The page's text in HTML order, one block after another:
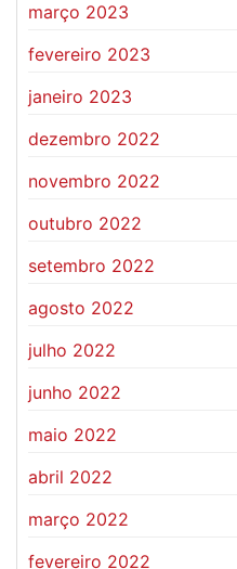
março 2023
fevereiro 2023
janeiro 2023
dezembro 2022
novembro 2022
outubro 2022
setembro 2022
agosto 2022
julho 2022
junho 2022
maio 2022
abril 2022
março 2022
fevereiro 2022